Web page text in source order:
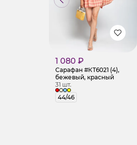
1 080 ₽
Сарафан #КТ6021 (4),
бежевый, красный
31 шт.
44/46